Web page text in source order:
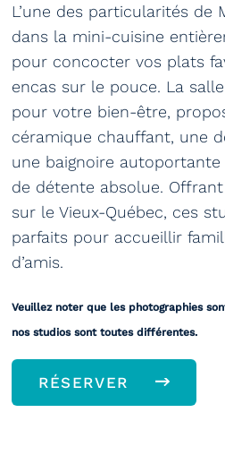
L’une des particularités de
dans la mini-cuisine
pour concocter vos plats
encas sur le pouce. La
pour votre bien-être,
céramique chauffant, une
une baignoire
de détente absolue.
sur le Vieux-Québec, ces
parfaits pour accueillir
d’amis.
Veuillez noter que les photographies
nos studios sont toutes différentes.
RÉSERVER